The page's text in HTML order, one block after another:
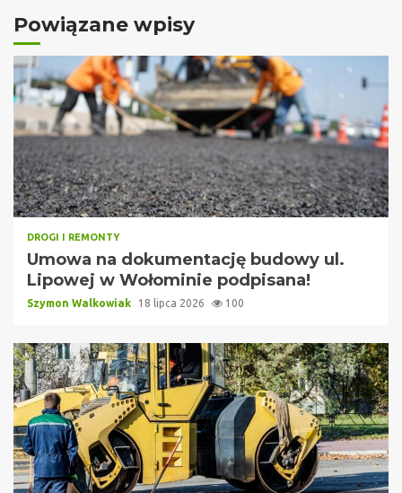
Powiązane wpisy
DROGI I REMONTY
Umowa na dokumentację budowy ul.
Lipowej w Wołominie podpisana!
Szymon Walkowiak 18 lipca 2026 100